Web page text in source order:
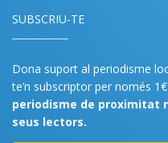
SUBSCRIU-TE
Dona suport al periodisme
te’n subscriptor per només
periodisme de proximitat
seus lectors.